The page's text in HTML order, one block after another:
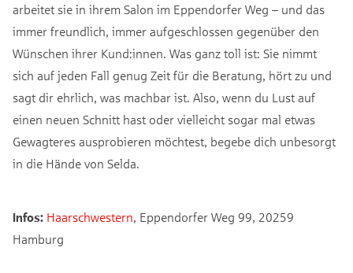
arbeitet sie in ihrem Salon im Eppendorfer Weg – und das
immer freundlich, immer aufgeschlossen gegenüber den
Wünschen ihrer Kund:innen. Was ganz toll ist: Sie nimmt
sich auf jeden Fall genug Zeit für die Beratung, hört zu und
sagt dir ehrlich, was machbar ist. Also, wenn du Lust auf
einen neuen Schnitt hast oder vielleicht sogar mal etwas
Gewagteres ausprobieren möchtest, begebe dich unbesorgt
in die Hände von Selda.
Infos: Haarschwestern, Eppendorfer Weg 99, 20259
Hamburg